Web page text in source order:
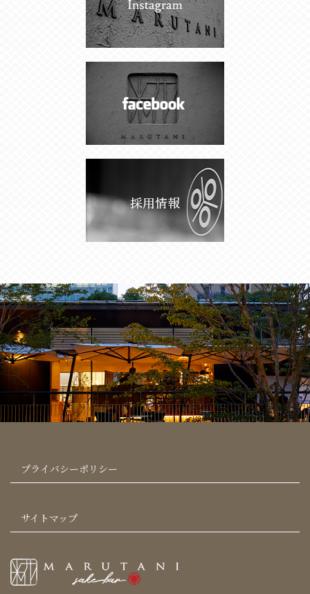
プライバシーポリシー
サイトマップ